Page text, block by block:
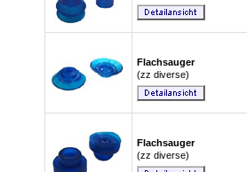
Flachsauger
(zz diverse)
Flachsauger
(zz diverse)